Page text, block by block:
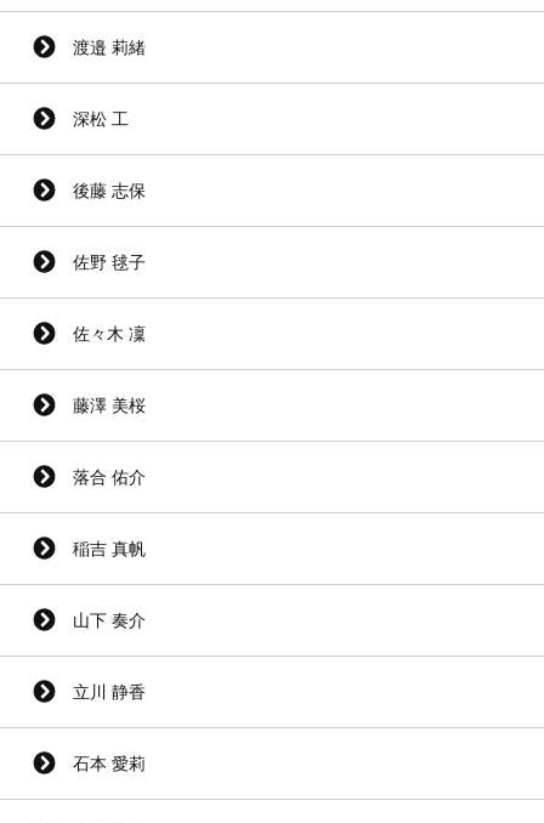
渡邉 莉緒
深松 工
後藤 志保
佐野 毬子
佐々木 凜
藤澤 美桜
落合 佑介
稲吉 真帆
山下 奏介
立川 静香
石本 愛莉